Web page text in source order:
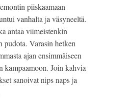
piiskaamaan
vanhalta ja väsyneeltä.
antaa viimeistenkin
pudota. Varasin hetken
ajan ensimmäiseen
kampaamoon. Join kahvia
sanoivat nips naps ja